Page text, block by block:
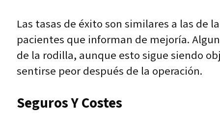
Las tasas de éxito son similares a las de
pacientes que informan de mejoría.
de la rodilla, aunque esto sigue siendo
sentirse peor después de la operación.
Seguros Y Costes